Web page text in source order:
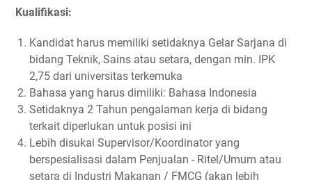
Kualifikasi:
Kandidat harus memiliki setidaknya Gelar Sarjana di
bidang Teknik, Sains atau setara, dengan min. IPK
2,75 dari universitas terkemuka
Bahasa yang harus dimiliki: Bahasa Indonesia
Setidaknya 2 Tahun pengalaman kerja di bidang
terkait diperlukan untuk posisi ini
Lebih disukai Supervisor/Koordinator yang
berspesialisasi dalam Penjualan - Ritel/Umum atau
setara di Industri Makanan / FMCG (akan lebih